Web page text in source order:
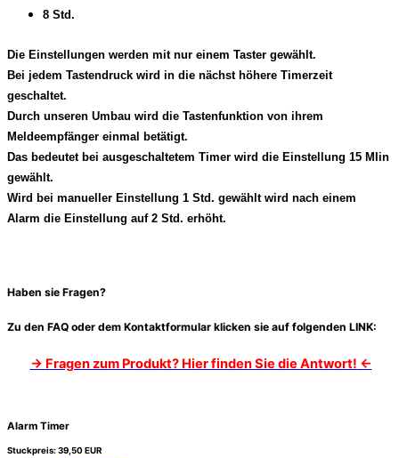
8 Std.
Die Einstellungen werden mit nur einem Taster gewählt.
Bei jedem Tastendruck wird in die nächst höhere Timerzeit
geschaltet.
Durch unseren Umbau wird die Tastenfunktion von ihrem
Meldeempfänger einmal betätigt.
Das bedeutet bei ausgeschaltetem Timer wird die Einstellung 15 MIin
gewählt.
Wird bei manueller Einstellung 1 Std. gewählt wird nach einem
Alarm die Einstellung auf 2 Std. erhöht.
Haben sie Fragen?
Zu den FAQ oder dem Kontaktformular klicken sie auf folgenden LINK:
→ Fragen zum Produkt? Hier finden Sie die Antwort! ←
Alarm Timer
Stuckpreis:39,50EUR